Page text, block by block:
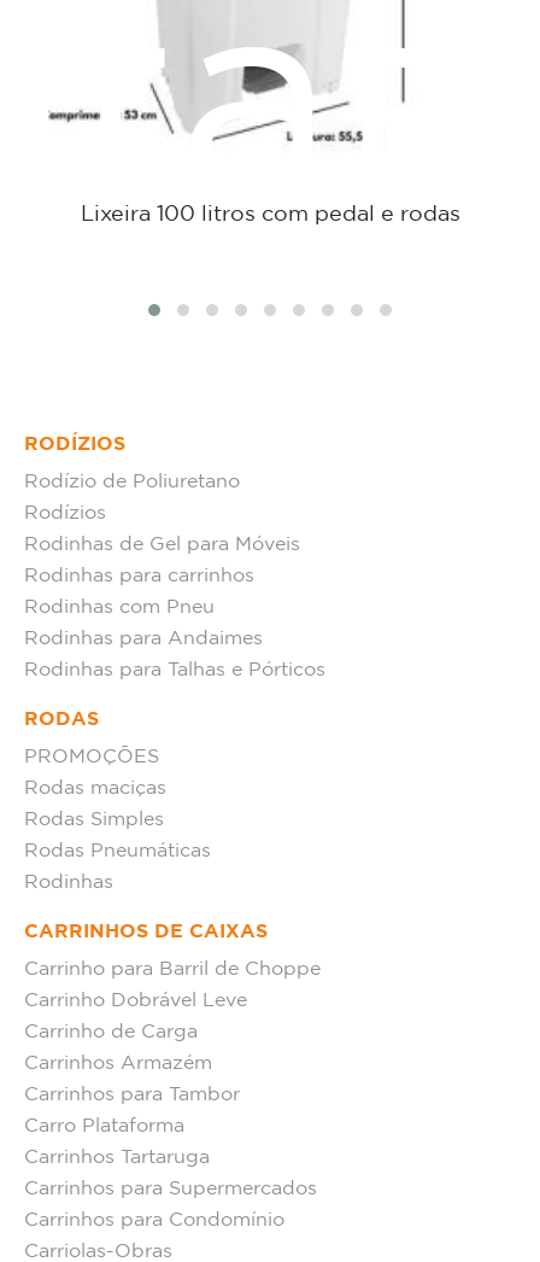
Lixeira 100 litros com pedal e rodas
RODÍZIOS
Rodízio de Poliuretano
Rodízios
Rodinhas de Gel para Móveis
Rodinhas para carrinhos
Rodinhas com Pneu
Rodinhas para Andaimes
Rodinhas para Talhas e Pórticos
RODAS
PROMOÇÕES
Rodas maciças
Rodas Simples
Rodas Pneumáticas
Rodinhas
CARRINHOS DE CAIXAS
Carrinho para Barril de Choppe
Carrinho Dobrável Leve
Carrinho de Carga
Carrinhos Armazém
Carrinhos para Tambor
Carro Plataforma
Carrinhos Tartaruga
Carrinhos para Supermercados
Carrinhos para Condomínio
Carriolas-Obras